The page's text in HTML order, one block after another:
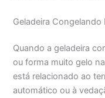
Geladeira Congelando
Quando a geladeira
ou forma muito gelo
está relacionado ao
automático ou à